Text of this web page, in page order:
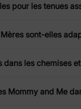
la Fête des
pour la Fête des Mères
délicates et des
créées
l’accent sur les
des options
pour les tenues
sont-elles
les chemises
Mommy and Me